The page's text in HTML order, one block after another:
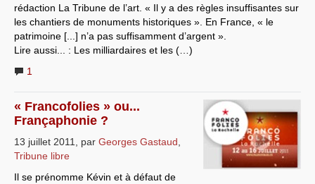
Crises "Covid-19 & H1N1"
Guerre en Ukraine
rédaction La Tribune de l’art. « Il y a des règles insuffisantes sur
les chantiers de monuments historiques ». En France, « le
patrimoine [...] n’a pas suffisamment d’argent ».
Lire aussi... : Les milliardaires et les (…)
1
« Francofolies » ou...
Françaphonie ?
13 juillet 2011 par Georges Gastaud
Tribune libre
Il se prénomme Kévin et à défaut de